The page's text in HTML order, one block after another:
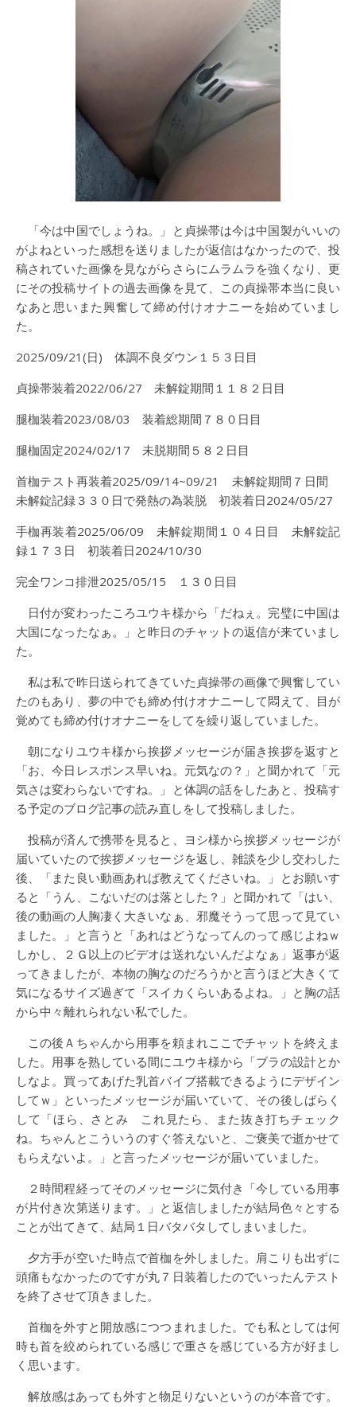
「今は中国でしょうね。」と貞操帯は今は中国製がいいの
がよねといった感想を送りましたが返信はなかったので、投
稿されていた画像を見ながらさらにムラムラを強くなり、更
にその投稿サイトの過去画像を見て、この貞操帯本当に良い
なあと思いまた興奮して締め付けオナニーを始めていまし
た。
2025/09/21(日) 体調不良ダウン１５３日目
貞操帯装着2022/06/27 未解錠期間１１８２日目
腿枷装着2023/08/03 装着総期間７８０日目
腿枷固定2024/02/17 未脱期間５８２日目
首枷テスト再装着2025/09/14~09/21 未解錠期間７日間
未解錠記録３３０日で発熱の為装脱 初装着日2024/05/27
手枷再装着2025/06/09 未解錠期間１０４日目 未解錠記
録１７３日 初装着日2024/10/30
完全ワンコ排泄2025/05/15 １３０日目
日付が変わったころユウキ様から「だねぇ。完璧に中国は
大国になったなぁ。」と昨日のチャットの返信が来ていまし
た。
私は私で昨日送られてきていた貞操帯の画像で興奮してい
たのもあり、夢の中でも締め付けオナニーして悶えて、目が
覚めても締め付けオナニーをしてを繰り返していました。
朝になりユウキ様から挨拶メッセージが届き挨拶を返すと
「お、今日レスポンス早いね。元気なの？」と聞かれて「元
気さは変わらないですね。」と体調の話をしたあと、投稿す
る予定のブログ記事の読み直しをして投稿しました。
投稿が済んで携帯を見ると、ヨシ様から挨拶メッセージが
届いていたので挨拶メッセージを返し、雑談を少し交わした
後、「また良い動画あれば教えてくださいね。」とお願いす
ると「うん、こないだのは落とした？」と聞かれて「はい、
後の動画の人胸凄く大きいなぁ、邪魔そうって思って見てい
ました。」と言うと「あれはどうなってんのって感じよねｗ
しかし、２Ｇ以上のビデオは送れないんだよなぁ」返事が返
ってきましたが、本物の胸なのだろうかと言うほど大きくて
気になるサイズ過ぎて「スイカくらいあるよね。」と胸の話
から中々離れられない私でした。
この後Ａちゃんから用事を頼まれここでチャットを終えま
した。用事を熟している間にユウキ様から「ブラの設計とか
しなよ。買ってあげた乳首バイブ搭載できるようにデザイン
してｗ」といったメッセージが届いていて、その後しばらく
して「ほら、さとみ これ見たら、また抜き打ちチェック
ね。ちゃんとこういうのすぐ答えないと、ご褒美で逝かせて
もらえないよ。」と言ったメッセージが届いていました。
２時間程経ってそのメッセージに気付き「今している用事
が片付き次第送ります。」と返信しましたが結局色々とする
ことが出てきて、結局１日バタバタしてしまいました。
夕方手が空いた時点で首枷を外しました。肩こりも出ずに
頭痛もなかったのですが丸７日装着したのでいったんテスト
を終了させて頂きました。
首枷を外すと開放感につつまれました。でも私としては何
時も首を絞められている感じで重さを感じている方が好まし
く思います。
解放感はあっても外すと物足りないというのが本音です。